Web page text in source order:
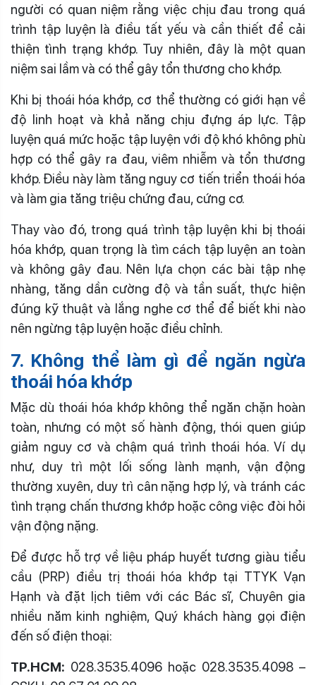
người có quan niệm rằng việc chịu đau trong quá
trình tập luyện là điều tất yếu và cần thiết để cải
thiện tình trạng khớp. Tuy nhiên, đây là một quan
niệm sai lầm và có thể gây tổn thương cho khớp.
Khi bị thoái hóa khớp, cơ thể thường có giới hạn về
độ linh hoạt và khả năng chịu đựng áp lực. Tập
luyện quá mức hoặc tập luyện với độ khó không phù
hợp có thể gây ra đau, viêm nhiễm và tổn thương
khớp. Điều này làm tăng nguy cơ tiến triển thoái hóa
và làm gia tăng triệu chứng đau, cứng cơ.
Thay vào đó, trong quá trình tập luyện khi bị thoái
hóa khớp, quan trọng là tìm cách tập luyện an toàn
và không gây đau. Nên lựa chọn các bài tập nhẹ
nhàng, tăng dần cường độ và tần suất, thực hiện
đúng kỹ thuật và lắng nghe cơ thể để biết khi nào
nên ngừng tập luyện hoặc điều chỉnh.
7. Không thể làm gì để ngăn ngừa
thoái hóa khớp
Mặc dù thoái hóa khớp không thể ngăn chặn hoàn
toàn, nhưng có một số hành động, thói quen giúp
giảm nguy cơ và chậm quá trình thoái hóa. Ví dụ
như, duy trì một lối sống lành mạnh, vận động
thường xuyên, duy trì cân nặng hợp lý, và tránh các
tình trạng chấn thương khớp hoặc công việc đòi hỏi
vận động nặng.
Để được hỗ trợ về liệu pháp huyết tương giàu tiểu
cầu (PRP) điều trị thoái hóa khớp tại TTYK Vạn
Hạnh và đặt lịch tiêm với các Bác sĩ, Chuyên gia
nhiều năm kinh nghiệm, Quý khách hàng gọi điện
đến số điện thoại:
TP.HCM: 028.3535.4096 hoặc 028.3535.4098 –